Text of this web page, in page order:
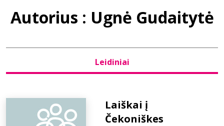
Leidiniai
Autorius : Ugnė Gudaitytė
Leidiniai
Laiškai į
Čekoniškes